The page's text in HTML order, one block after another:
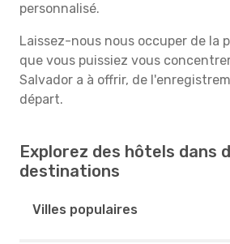
personnalisé.
Laissez-nous nous occuper de la
que vous puissiez vous
Salvador a à offrir, de
départ.
Explorez des hôtels dans
destinations
Villes populaires